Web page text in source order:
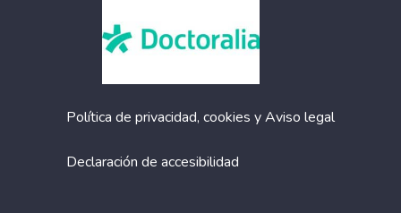
Política de privacidad, cookies y Aviso legal
Declaración de accesibilidad